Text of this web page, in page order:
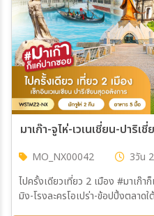
16 ก.ย. 69 - 18 ก.ย. 69
19 ก.ย. 69 - 21 ก.ย. 69
21 ก.ย. 69 - 23 ก.ย. 69
12 ต.ค. 69 - 14 ต.ค. 69
14 ต.ค. 69 - 16 ต.ค. 69
16 ต.ค. 69 - 18 ต.ค. 69
18 ต.ค. 69 - 20 ต.ค. 69
25 ต.ค. 69 - 27 ต.ค. 69
27 ต.ค. 69 - 29 ต.ค. 69
31 ต.ค. 69 - 02 พ.ย. 69
02 พ.ย. 69 - 04 พ.ย. 69
04 พ.ย. 69 - 06 พ.ย. 69
มาเก๊า-จูไห่-เวเนเชี่ยน-ปาริเ
MO_NX00042 3วัน
ไปครั้งเดียวเที่ยว 2 เมือง #มาเก๊าก็แค่ปากซอย มาเก๊
มิง-โรงละครโอเปร่า-ข้อปปิ้งตลาด